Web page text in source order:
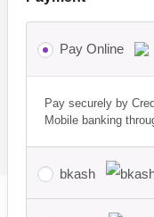
Pay Online
Pay securely by
Mobile banking
bkash